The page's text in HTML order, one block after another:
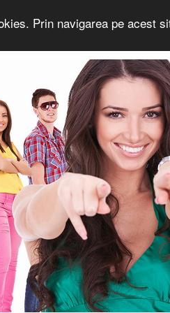
Prin navigarea pe acest